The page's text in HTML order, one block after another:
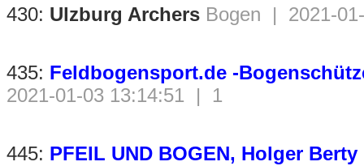
430: Ulzburg Archers Bogen | 2021-
435: Feldbogensport.de -
2021-01-03 13:14:51 | 1
445: PFEIL UND BOGEN, Holger Berty